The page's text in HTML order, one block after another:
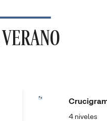
4 niveles